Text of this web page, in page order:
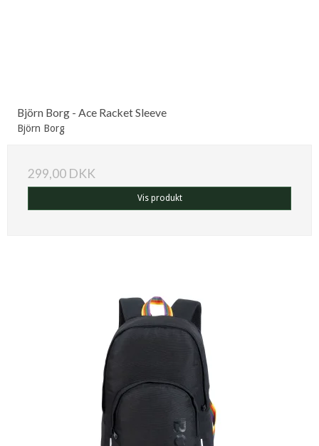
Björn Borg - Ace Racket Sleeve
Björn Borg
299,00 DKK
Vis produkt